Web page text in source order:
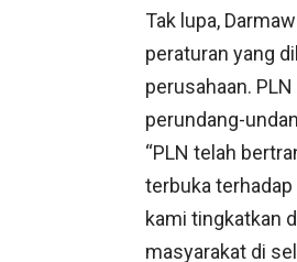
Tak lupa,
peraturan yang
perusahaan.
perundang-
“PLN telah
terbuka
kami tingkatkan
masyarakat di